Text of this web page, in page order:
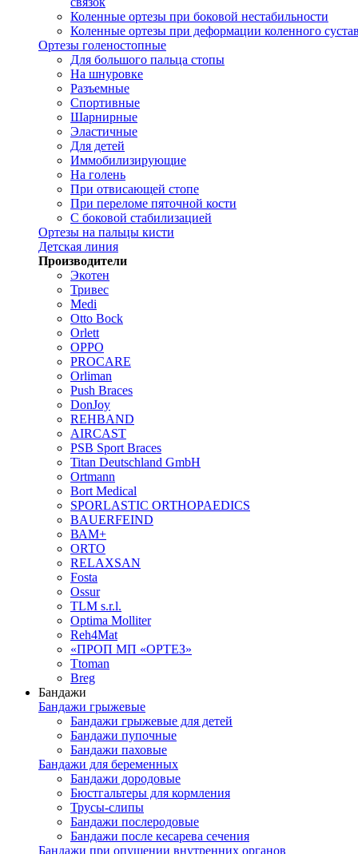
Коленные ортезы при боковой нестабильности
Коленные ортезы при деформации коленного
Ортезы голеностопные
Для большого пальца стопы
На шнуровке
Разъемные
Спортивные
Шарнирные
Эластичные
Для детей
Иммобилизирующие
На голень
При отвисающей стопе
При переломе пяточной кости
С боковой стабилизацией
Ортезы на пальцы кисти
Детская линия
Производители
Экотен
Тривес
Medi
Otto Bock
Orlett
OPPO
PROCARE
Orliman
Push Braces
DonJoy
REHBAND
AIRCAST
PSB Sport Braces
Titan Deutschland GmbH
Ortmann
Bort Medical
SPORLASTIC ORTHOPAEDICS
BAUERFEIND
ВАМ+
ORTO
RELAXSAN
Fosta
Ossur
TLM s.r.l.
Optima Molliter
Reh4Mat
«ПРОП МП «ОРТЕЗ»
Ttoman
Breg
Бандажи
Бандажи грыжевые
Бандажи грыжевые для детей
Бандажи пупочные
Бандажи паховые
Бандажи для беременных
Бандажи дородовые
Бюстгальтеры для кормления
Трусы-слипы
Бандажи послеродовые
Бандажи после кесарева сечения
Бандажи при опущении внутренних органов